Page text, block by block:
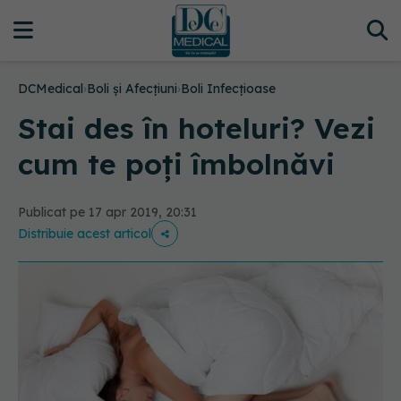
DCMedical›Boli și Afecțiuni›Boli Infecțioase
Stai des în hoteluri? Vezi
cum te poți îmbolnăvi
Publicat pe 17 apr 2019, 20:31
Distribuie acest articol